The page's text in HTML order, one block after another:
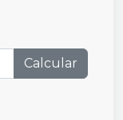
Calcular